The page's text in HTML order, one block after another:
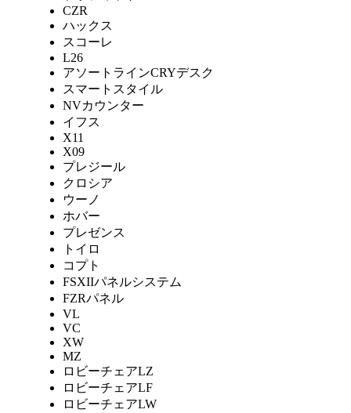
CZR
ハックス
スコーレ
L26
アソートラインCRYデスク
スマートスタイル
NVカウンター
イフス
X11
X09
プレジール
クロシア
ウーノ
ホバー
プレゼンス
トイロ
コプト
FSXIIパネルシステム
FZRパネル
VL
VC
XW
MZ
ロビーチェアLZ
ロビーチェアLF
ロビーチェアLW